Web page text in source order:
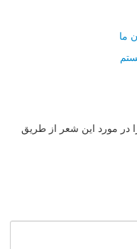
ما
در مورد این شعر از طریق